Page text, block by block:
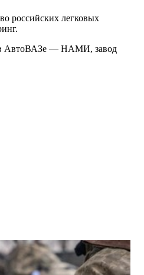
российских легковых
в АвтоВАЗе — НАМИ, завод